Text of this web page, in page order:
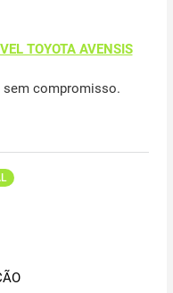
TOYOTA AVENSIS
sem compromisso.